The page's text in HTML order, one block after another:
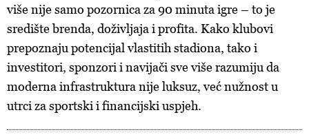
više nije samo pozornica za 90 minuta igre – to je
središte brenda, doživljaja i profita. Kako klubovi
prepoznaju potencijal vlastitih stadiona, tako i
investitori, sponzori i navijači sve više razumiju da
moderna infrastruktura nije luksuz, već nužnost u
utrci za sportski i financijski uspjeh.